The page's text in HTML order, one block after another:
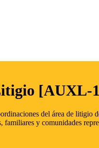
[AUXL-
del área de
y comunidades